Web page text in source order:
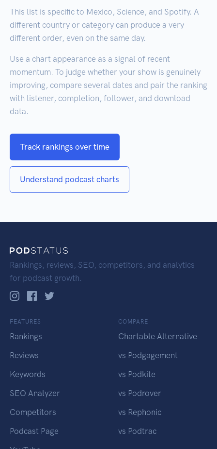
This list is specific to Mexico, Science, and Spotify. A
different country or category can produce a very
different order, even on the same day.
Use a chart appearance as a signal of recent
momentum. To judge whether your show is genuinely
improving, compare several dates and pair the ranking
with listener, completion, follower, and download
data.
Track rankings over time
Understand podcast charts
Rankings, reviews, SEO, competitors, and analytics
for podcast growth.
FEATURES
Rankings
Reviews
Keywords
SEO Analyzer
Competitors
Podcast Page
COMPARE
Chartable Alternative
vs Podgagement
vs Podkite
vs Podrover
vs Rephonic
vs Podtrac